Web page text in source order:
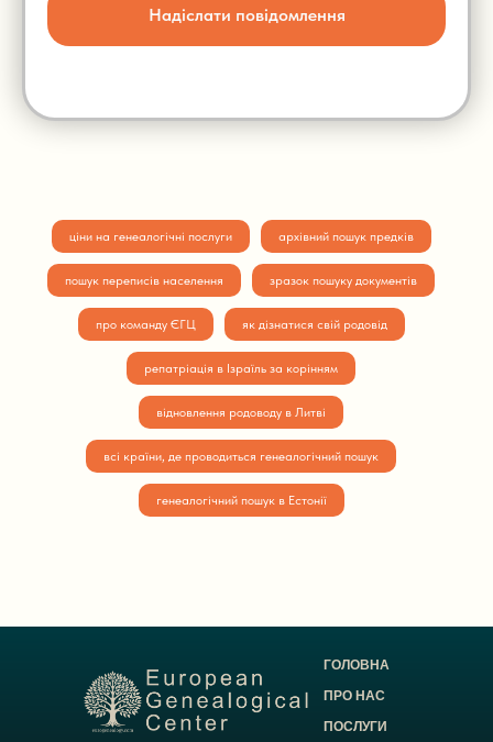
Надіслати повідомлення
ціни на генеалогічні послуги архівний пошук предків
пошук переписів населення зразок пошуку документів
про команду ЄГЦ як дізнатися свій родовід
репатріація в Ізраїль за корінням
відновлення родоводу в Литві
всі країни, де проводиться генеалогічний пошук
генеалогічний пошук в Естонії
ПОСЛУГИ
ПРО НАС
ГОЛОВНА